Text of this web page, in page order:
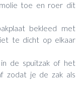
toe en roer dit
bekleed met
te dicht op elkaar
de spuitzak of het
zodat je de zak als